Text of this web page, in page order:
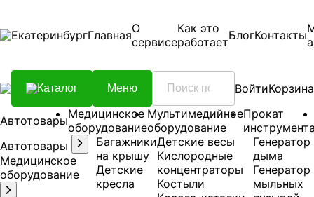
ЕкатеринбургГлавнаяО
сервисе
Как это
работаетБлогКонтакты
Каталог Меню ВойтиКорзина
АвтотоварыМедицинское
оборудование
Мультимедийное
оборудование
Прокат
Автотовары
Медицинское
оборудование
Багажники
на крышу
Детские
кресла
Детские весы
Кислородные
концентраторы
Костыли
Генератор
дыма
Генератор
мыльных